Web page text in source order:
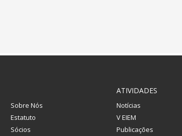
Sobre Nós
Estatuto
Sócios
ATIVIDADES
Notícias
V EIEM
Publicações